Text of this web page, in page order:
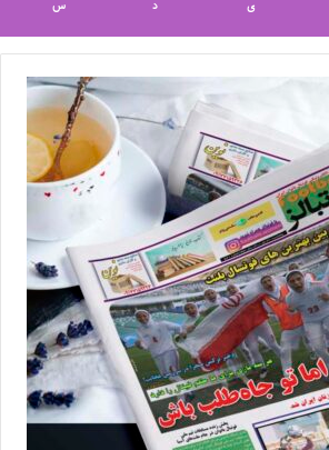
◾️فوتبالز را در اینستاگرام دنبال کنید
فوتبال زنان لیگ برتر
ی د س